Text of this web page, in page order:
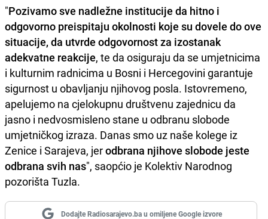
"Pozivamo sve nadležne institucije da hitno i
odgovorno preispitaju okolnosti koje su dovele do ove
situacije, da utvrde odgovornost za izostanak
adekvatne reakcije, te da osiguraju da se umjetnicima
i kulturnim radnicima u Bosni i Hercegovini garantuje
sigurnost u obavljanju njihovog posla. Istovremeno,
apelujemo na cjelokupnu društvenu zajednicu da
jasno i nedvosmisleno stane u odbranu slobode
umjetničkog izraza. Danas smo uz naše kolege iz
Zenice i Sarajeva, jerodbrana njihove slobode jeste
odbrana svih nas", saopćio je Kolektiv Narodnog
pozorišta Tuzla.
Dodajte Radiosarajevo.ba u omiljene Google izvore